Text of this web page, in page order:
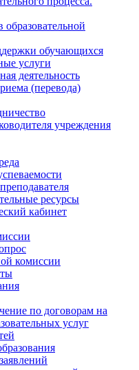
обучающихся
услуги
деятельность
(перевода)
учреждения
ресурсы
кабинет
комиссии
по договорам на
услуг